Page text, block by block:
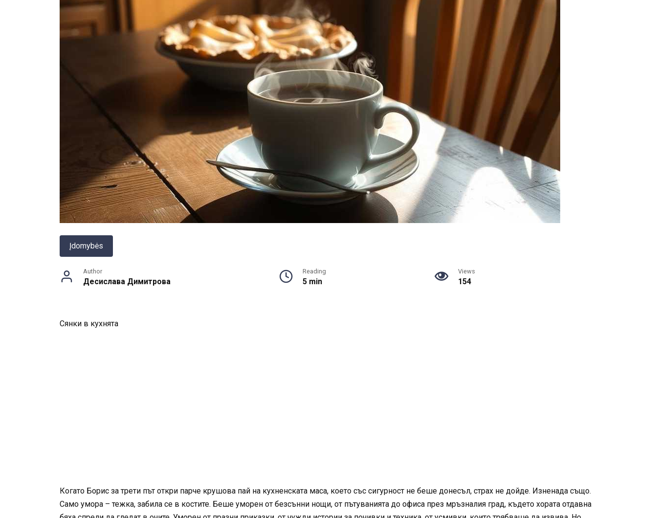
Įdomybės
Author
Десислава Димитрова
Reading
5 min
Views
154
Сянки в кухнята
Когато Борис за трети път откри парче крушова пай на кухненската маса, което със сигурност не беше донесъл, страх не дойде. Изненада също.
Само умора – тежка, забила се в костите. Беше уморен от безсънни нощи, от пътуванията до офиса през мръзналия град, където хората отдавна